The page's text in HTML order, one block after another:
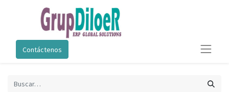
Contáctenos